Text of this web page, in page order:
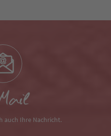
auch Ihre Nachricht.